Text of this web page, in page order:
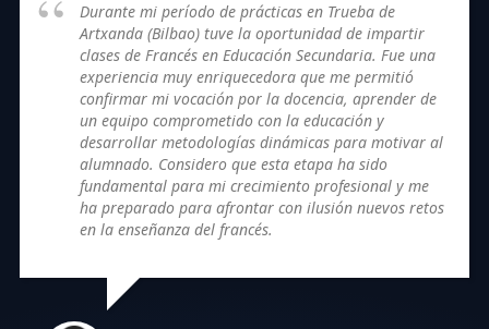
Durante mi período de prácticas en Trueba de
Artxanda (Bilbao) tuve la oportunidad de impartir
clases de Francés en Educación Secundaria. Fue una
experiencia muy enriquecedora que me permitió
confirmar mi vocación por la docencia, aprender de
un equipo comprometido con la educación y
desarrollar metodologías dinámicas para motivar al
alumnado. Considero que esta etapa ha sido
fundamental para mi crecimiento profesional y me
ha preparado para afrontar con ilusión nuevos retos
en la enseñanza del francés.